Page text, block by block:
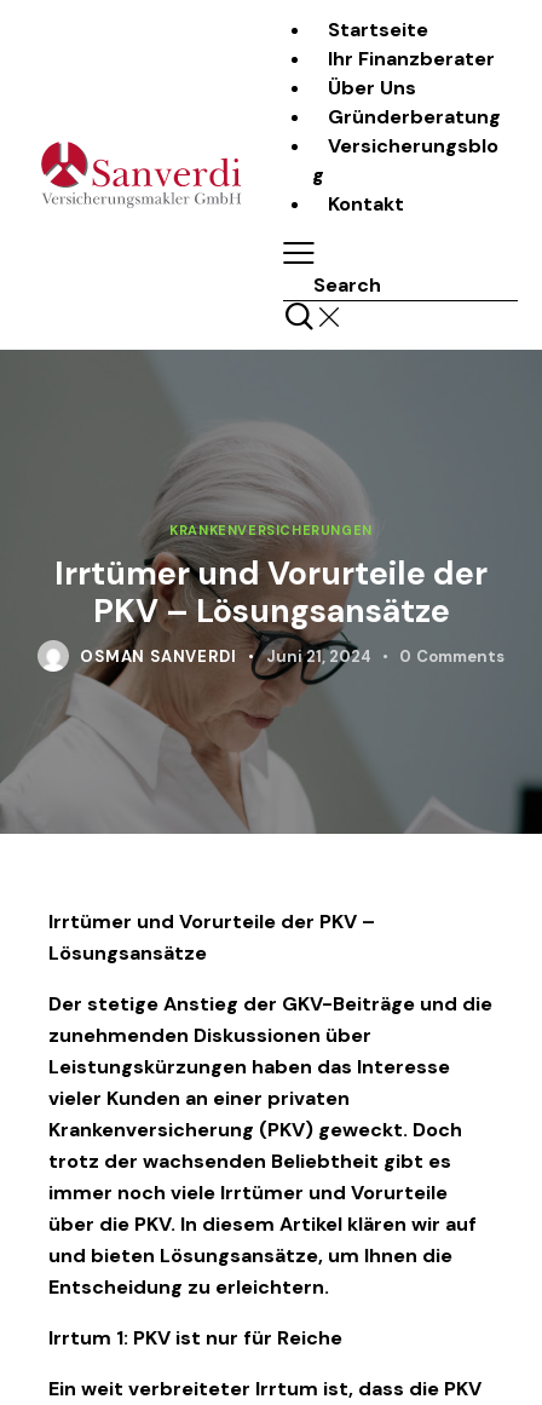
Startseite
Ihr Finanzberater
Über Uns
Gründerberatung
Versicherungsblo
g
Kontakt
Search
KRANKENVERSICHERUNGEN
Irrtümer und Vorurteile der
PKV – Lösungsansätze
OSMAN SANVERDI Juni 21, 2024 0 Comments
Irrtümer und Vorurteile der PKV –
Lösungsansätze
Der stetige Anstieg der GKV-Beiträge und die
zunehmenden Diskussionen über
Leistungskürzungen haben das Interesse
vieler Kunden an einer privaten
Krankenversicherung (PKV) geweckt. Doch
trotz der wachsenden Beliebtheit gibt es
immer noch viele Irrtümer und Vorurteile
über die PKV. In diesem Artikel klären wir auf
und bieten Lösungsansätze, um Ihnen die
Entscheidung zu erleichtern.
Irrtum 1: PKV ist nur für Reiche
Ein weit verbreiteter Irrtum ist, dass die PKV